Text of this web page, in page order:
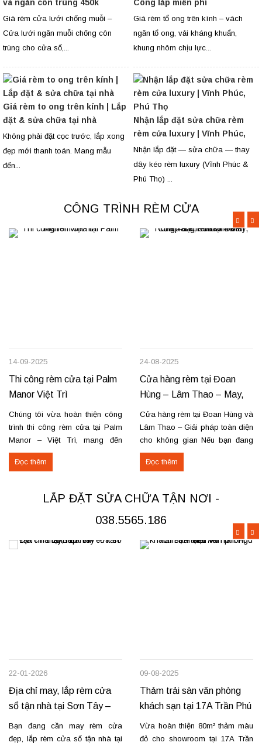
và ngăn côn trùng 450k
Giá rèm cửa lưới chống muỗi –
Cửa lưới ngăn muỗi chống côn
trùng cho cửa sổ,...
Công lắp miễn phí
Giá rèm tổ ong trên kính – vách
ngăn tổ ong, vải kháng khuẩn,
khung nhôm chịu lực...
Giá rèm to ong trên kính | Lắp
đặt & sửa chữa tại nhà
Không phải đặt cọc trước, lắp xong
đẹp mới thanh toán. Mang mẫu
đến...
Nhận lắp đặt sửa chữa rèm
rèm cửa luxury | Vĩnh Phúc,
Phú Thọ
Nhận lắp đặt — sửa chữa — thay
dây kéo rèm luxury (Vĩnh Phúc &
Phú Thọ) ...
CÔNG TRÌNH RÈM CỬA
14-09-2025
Thi công rèm cửa tại Palm
Manor Việt Trì
Chúng tôi vừa hoàn thiện công
trình thi công rèm cửa tại Palm
Manor – Việt Trì, mang đến
không gian sang trọng và tiện
nghi cho các căn hộ cao cấp.
Rèm vải thô cao cấp may định
hình hấp sóng: sang trọng, giữ
Đọc thêm
24-08-2025
Cửa hàng rèm tại Đoan
Hùng – Lâm Thao – May,
lắp đặt, sửa chữa
Cửa hàng rèm tại Đoan Hùng và
Lâm Thao – Giải pháp toàn diện
cho không gian Nếu bạn đang
tìm nơi may, lắp đặt rèm cửa
hoặc cần sửa chữa rèm hỏng tại
chúng tôi sẵn sàng đáp ứng với
dịch vụ chuyên nghiệp và giá...
Đọc thêm
LẮP ĐẶT SỬA CHỮA TẬN NƠI -
038.5565.186
22-01-2026
Địa chỉ may, lắp rèm cửa
sổ tận nhà tại Sơn Tây –
Tản Lĩnh Ba Vì
Bạn đang cần may rèm cửa
đẹp, lắp rèm cửa sổ tận nhà tại
09-08-2025
Thảm trải sàn văn phòng
khách sạn tại 17A Trần Phú
– Việt Trì
Vừa hoàn thiện 80m² thảm màu
đỏ cho showroom tại 17A Trần